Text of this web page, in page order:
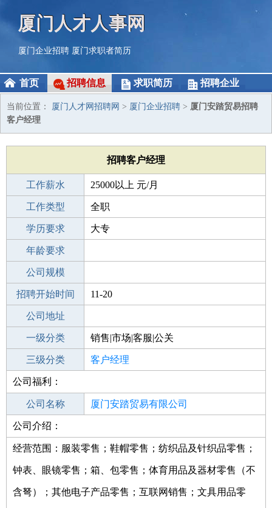
厦门人才人事网
厦门企业招聘 厦门求职者简历
首页 招聘信息 求职简历 招聘企业
当前位置： 厦门人才网招聘网 > 厦门企业招聘 > 厦门安踏贸易招聘
客户经理
招聘客户经理
工作薪水 25000以上 元/月
招聘人数 1人
工作类型 全职
性别要求 -
学历要求 大专
工作经验
年龄要求
工作地点
公司规模
公司电话
招聘开始时间 11-20
招聘结束时间
公司地址
一级分类 销售|市场|客服|公关
二级分类 销售
三级分类 客户经理
其他行业
公司福利：
公司名称 厦门安踏贸易有限公司
公司类型
公司介绍：
经营范围：服装零售；鞋帽零售；纺织品及针织品零售；
钟表、眼镜零售；箱、包零售；体育用品及器材零售（不
含弩）；其他电子产品零售；互联网销售；文具用品零